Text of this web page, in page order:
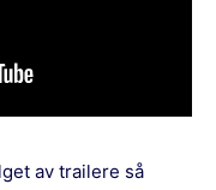
av trailere så